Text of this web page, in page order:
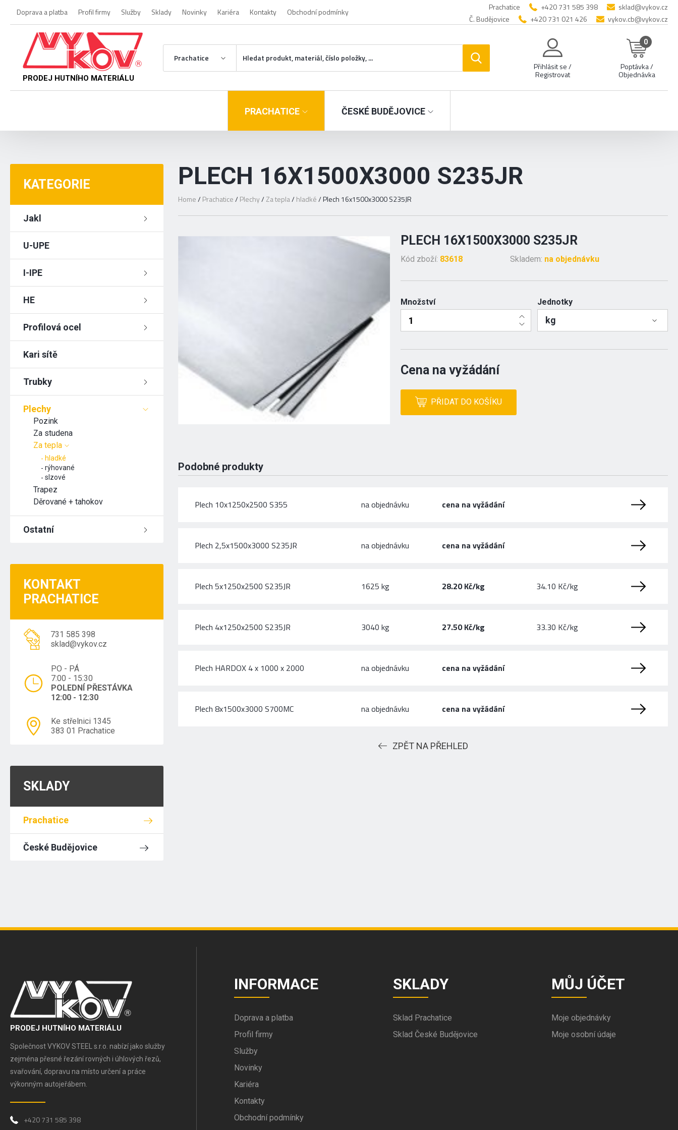
Doprava a platba Profil firmy Služby Sklady Novinky Kariéra Kontakty Obchodní podmínky Prachatice +420 731 585 398
sklad@vykov.cz
Č. Budějovice
+420 731 021 426 vykov.cb@vykov.cz
PRODEJ HUTNÍHO MATERIÁLU
Prachatice
Přihlásit se /
Registrovat
0
Poptávka /
Objednávka
PRACHATICE ČESKÉ BUDĚJOVICE
KATEGORIE
Jakl
U-UPE
I-IPE
HE
Profilová ocel
Kari sítě
Trubky
Plechy
Pozink
Za studena
Za tepla
hladké
rýhované
slzové
Trapez
Děrované + tahokov
Ostatní
KONTAKT
PRACHATICE
731 585 398
sklad@vykov.cz
PO - PÁ
7:00 - 15:30
POLEDNÍ PŘESTÁVKA
12:00 - 12:30
Ke střelnici 1345
383 01 Prachatice
SKLADY
Prachatice
České Budějovice
PLECH 16X1500X3000 S235JR
Home/ Prachatice/ Plechy/ Za tepla/ hladké/Plech 16x1500x3000 S235JR
PLECH 16X1500X3000 S235JR
Kód zboží: 83618 Skladem: na objednávku
Množství Jednotky
kg
Cena na vyžádání
PŘIDAT DO KOŠÍKU
Podobné produkty
Plech 10x1250x2500 S355 na objednávku cena na vyžádání
Plech 2,5x1500x3000 S235JR na objednávku cena na vyžádání
Plech 5x1250x2500 S235JR 1625 kg 28.20 Kč/kg 34.10 Kč/kg
Plech 4x1250x2500 S235JR 3040 kg 27.50 Kč/kg 33.30 Kč/kg
Plech HARDOX 4 x 1000 x 2000 na objednávku cena na vyžádání
Plech 8x1500x3000 S700MC na objednávku cena na vyžádání
ZPĚT NA PŘEHLED
PRODEJ HUTNÍHO MATERIÁLU
Společnost VYKOV STEEL s.r.o. nabízí jako služby
zejména přesné řezání rovných i úhlových řezů,
svařování, dopravu na místo určení a práce
výkonným autojeřábem.
+420 731 585 398
INFORMACE
Doprava a platba
Profil firmy
Služby
Novinky
Kariéra
Kontakty
Obchodní podmínky
SKLADY
Sklad Prachatice
Sklad České Budějovice
MŮJ ÚČET
Moje objednávky
Moje osobní údaje